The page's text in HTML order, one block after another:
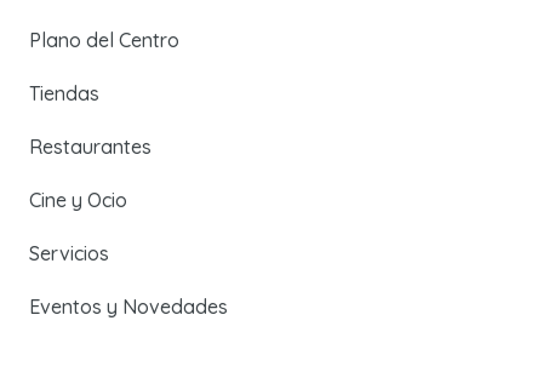
Plano del Centro
Tiendas
Restaurantes
Cine y Ocio
Servicios
Eventos y Novedades